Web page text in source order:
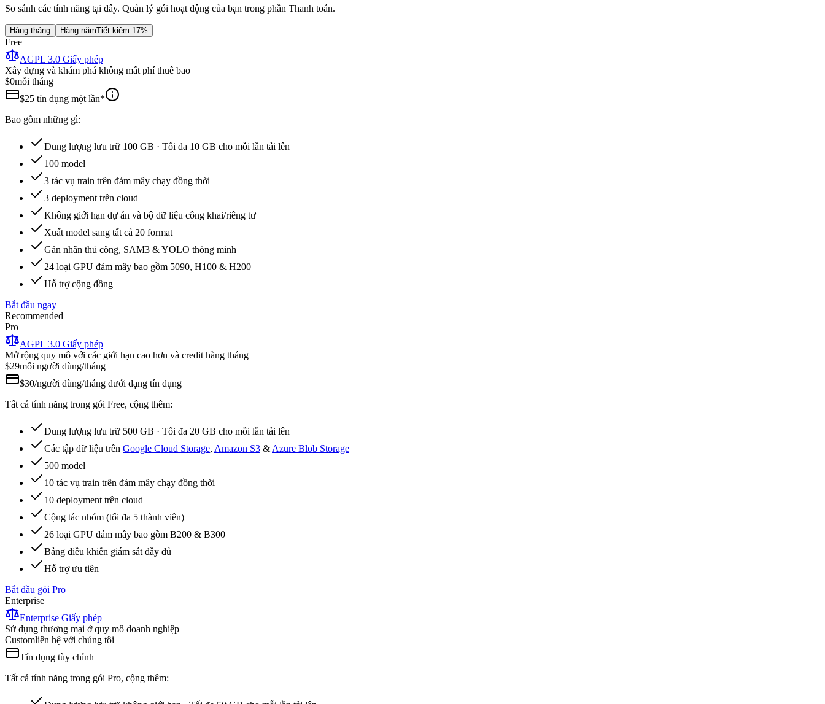
So sánh các tính năng tại đây. Quản lý gói hoạt động của bạn trong phần Thanh toán.
Hàng tháng Hàng nămTiết kiệm 17%
Free
AGPL 3.0 Giấy phép
Xây dựng và khám phá không mất phí thuê bao
$0mỗi tháng
$25 tín dụng một lần*
Bao gồm những gì:
Dung lượng lưu trữ 100 GB · Tối đa 10 GB cho mỗi lần tải lên
100 model
3 tác vụ train trên đám mây chạy đồng thời
3 deployment trên cloud
Không giới hạn dự án và bộ dữ liệu công khai/riêng tư
Xuất model sang tất cả 20 format
Gán nhãn thủ công, SAM3 & YOLO thông minh
24 loại GPU đám mây bao gồm 5090, H100 & H200
Hỗ trợ cộng đồng
Bắt đầu ngay
Recommended
Pro
AGPL 3.0 Giấy phép
Mở rộng quy mô với các giới hạn cao hơn và credit hàng tháng
$29mỗi người dùng/tháng
$30/người dùng/tháng dưới dạng tín dụng
Tất cả tính năng trong gói Free, cộng thêm:
Dung lượng lưu trữ 500 GB · Tối đa 20 GB cho mỗi lần tải lên
Các tập dữ liệu trên Google Cloud Storage, Amazon S3 & Azure Blob Storage
500 model
10 tác vụ train trên đám mây chạy đồng thời
10 deployment trên cloud
Cộng tác nhóm (tối đa 5 thành viên)
26 loại GPU đám mây bao gồm B200 & B300
Bảng điều khiển giám sát đầy đủ
Hỗ trợ ưu tiên
Bắt đầu gói Pro
Enterprise
Enterprise Giấy phép
Sử dụng thương mại ở quy mô doanh nghiệp
Customliên hệ với chúng tôi
Tín dụng tùy chỉnh
Tất cả tính năng trong gói Pro, cộng thêm: